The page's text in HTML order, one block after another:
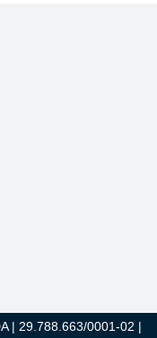
| 29.788.663/0001-02 |